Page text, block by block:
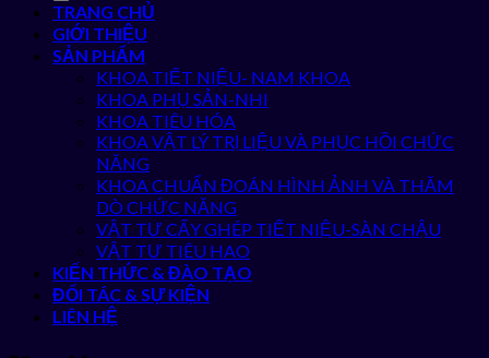
TRANG CHỦ
GIỚI THIỆU
SẢN PHẨM
KHOA TIẾT NIỆU- NAM KHOA
KHOA PHỤ SẢN-NHI
KHOA TIÊU HÓA
KHOA VẬT LÝ TRỊ LIỆU VÀ PHỤC HỒI CHỨC
NĂNG
KHOA CHUẨN ĐOÁN HÌNH ẢNH VÀ THĂM
DÒ CHỨC NĂNG
VẬT TƯ CẤY GHÉP TIẾT NIỆU-SÀN CHẬU
VẬT TƯ TIÊU HAO
KIẾN THỨC & ĐÀO TẠO
ĐỐI TÁC & SỰ KIỆN
LIÊN HỆ